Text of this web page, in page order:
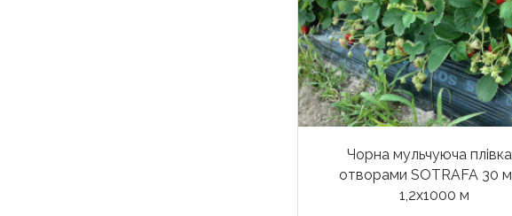
Чорна мульчуюча
отворами SOTRAFA 30
1,2х1000 м